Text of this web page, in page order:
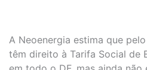
A Neoenergia estima que
têm direito à Tarifa Social de